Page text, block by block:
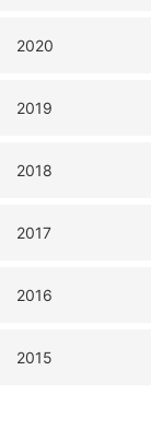
2020
2019
2018
2017
2016
2015